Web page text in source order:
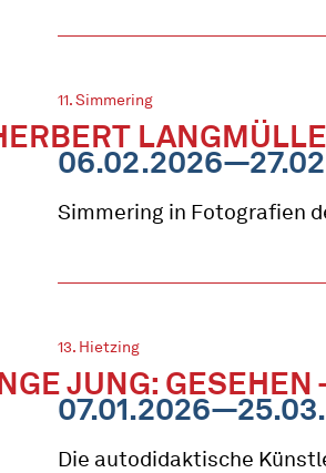
11. Simmering
Simmering in Fotografien
13. Hietzing
JUNG: GESEHEN
Die autodidaktische